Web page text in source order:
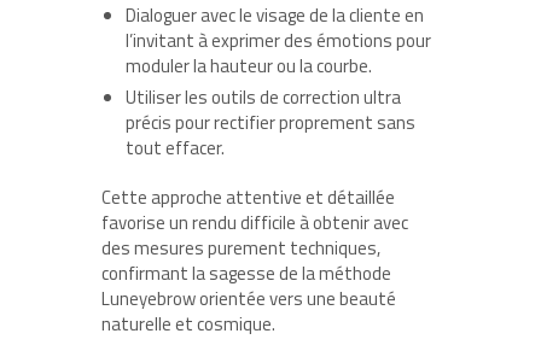
Dialoguer avec le visage de la cliente en
l’invitant à exprimer des émotions pour
moduler la hauteur ou la courbe.
Utiliser les outils de correction ultra
précis pour rectifier proprement sans
tout effacer.
Cette approche attentive et détaillée
favorise un rendu difficile à obtenir avec
des mesures purement techniques,
confirmant la sagesse de la méthode
Luneyebrow orientée vers une beauté
naturelle et cosmique.